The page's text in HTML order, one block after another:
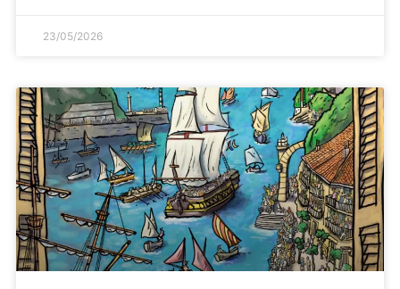
23/05/2026